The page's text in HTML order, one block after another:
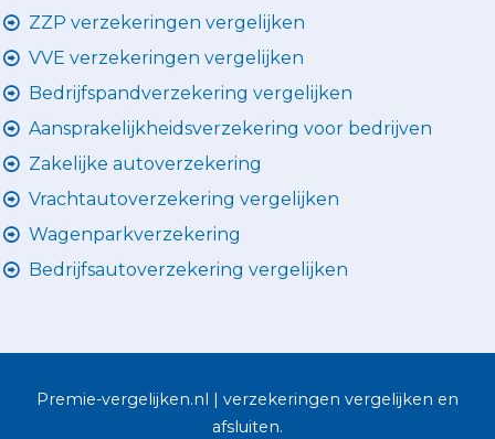
ZZP verzekeringen vergelijken
VVE verzekeringen vergelijken
Bedrijfspandverzekering vergelijken
Aansprakelijkheidsverzekering voor bedrijven
Zakelijke autoverzekering
Vrachtautoverzekering vergelijken
Wagenparkverzekering
Bedrijfsautoverzekering vergelijken
Premie-vergelijken.nl | verzekeringen vergelijken en
afsluiten.